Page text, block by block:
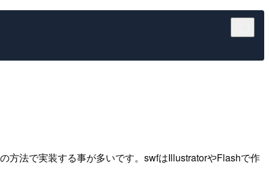
法で実装する事が多いです。swfはIllustratorやFlashで作